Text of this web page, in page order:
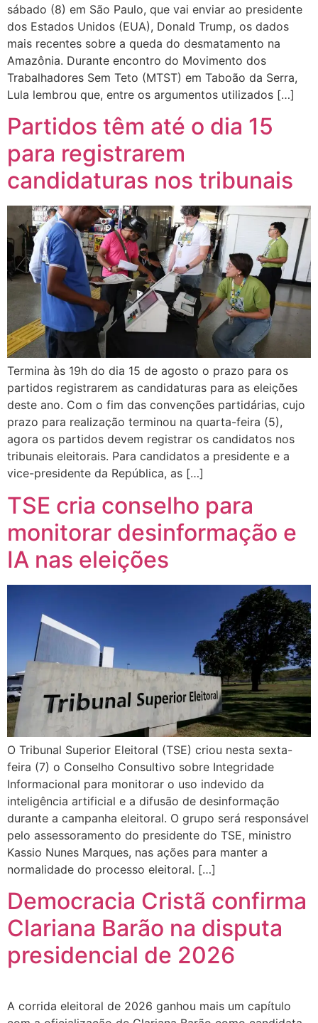
sábado (8) em São Paulo, que vai enviar ao presidente
dos Estados Unidos (EUA), Donald Trump, os dados
mais recentes sobre a queda do desmatamento na
Amazônia. Durante encontro do Movimento dos
Trabalhadores Sem Teto (MTST) em Taboão da Serra,
Lula lembrou que, entre os argumentos utilizados […]
Partidos têm até o dia 15
para registrarem
candidaturas nos tribunais
Termina às 19h do dia 15 de agosto o prazo para os
partidos registrarem as candidaturas para as eleições
deste ano. Com o fim das convenções partidárias, cujo
prazo para realização terminou na quarta-feira (5),
agora os partidos devem registrar os candidatos nos
tribunais eleitorais. Para candidatos a presidente e a
vice-presidente da República, as […]
TSE cria conselho para
monitorar desinformação e
IA nas eleições
O Tribunal Superior Eleitoral (TSE) criou nesta sexta-
feira (7) o Conselho Consultivo sobre Integridade
Informacional para monitorar o uso indevido da
inteligência artificial e a difusão de desinformação
durante a campanha eleitoral. O grupo será responsável
pelo assessoramento do presidente do TSE, ministro
Kassio Nunes Marques, nas ações para manter a
normalidade do processo eleitoral. […]
Democracia Cristã confirma
Clariana Barão na disputa
presidencial de 2026
A corrida eleitoral de 2026 ganhou mais um capítulo